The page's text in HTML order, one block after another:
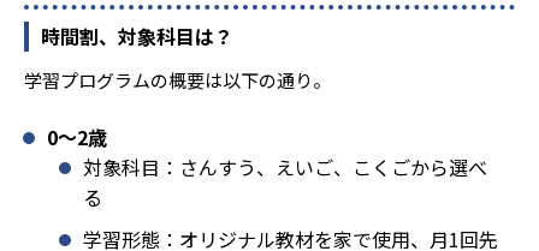
時間割、対象科目は？
学習プログラムの概要は以下の通り。
0〜2歳
対象科目：さんすう、えいご、こくごから選べ
る
学習形態：オリジナル教材を家で使用、月1回先